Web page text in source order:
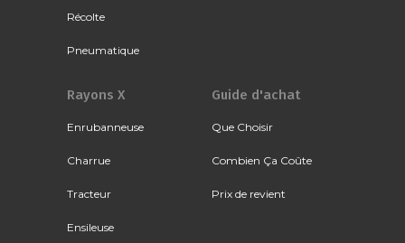
Récolte
Pneumatique
Rayons X
Enrubanneuse
Charrue
Tracteur
Ensileuse
Guide d'achat
Que Choisir
Combien Ça Coûte
Prix de revient